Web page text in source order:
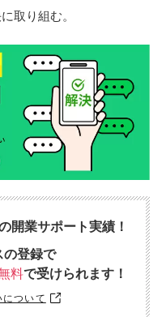
取り組む。
業サポート実績！
の登録で
料で受けられます！
ついて